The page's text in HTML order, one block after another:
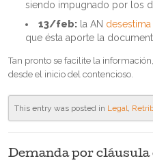
siendo impugnado por los
13/feb: la AN
que ésta aporte la
Tan pronto se facilite la
desde el inicio del contencioso.
This entry was posted in Legal,
Demanda por